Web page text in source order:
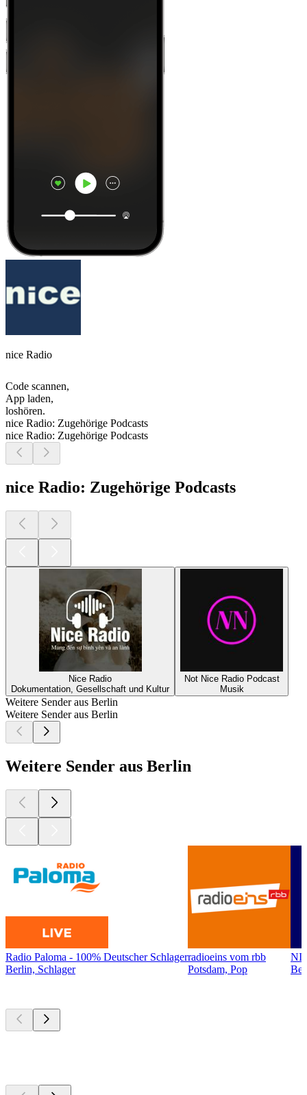
nice Radio
Code scannen,
App laden,
loshören.
nice Radio: Zugehörige Podcasts
nice Radio: Zugehörige Podcasts
nice Radio: Zugehörige Podcasts
Nice Radio
Dokumentation, Gesellschaft und Kultur
Not Nice Radio Podcast
Musik
Weitere Sender aus Berlin
Weitere Sender aus Berlin
Weitere Sender aus Berlin
Radio Paloma - 100% Deutscher Schlager
Berlin, Schlager
radioeins vom rbb
Potsdam, Pop